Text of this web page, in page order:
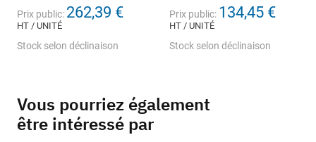
Prix public: 262,39 €
HT / UNITÉ
Stock selon déclinaison
Prix public: 134,45 €
HT / UNITÉ
Stock selon déclinaison
Vous pourriez également
être intéressé par